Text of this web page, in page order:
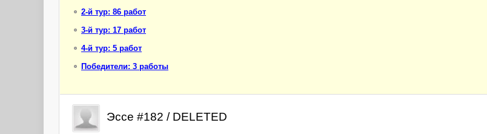
2-й тур: 86 работ
3-й тур: 17 работ
4-й тур: 5 работ
Победители: 3 работы
Эссе #182 / DELETED